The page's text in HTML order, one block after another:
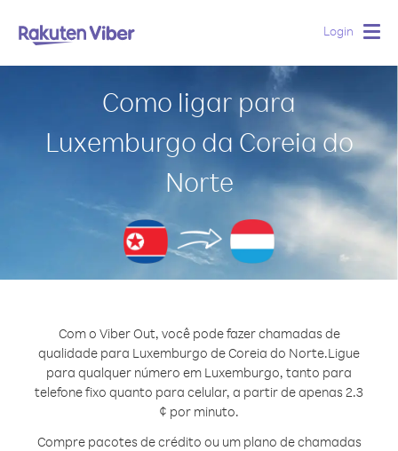
Login
Como ligar para
Luxemburgo da Coreia do
Norte
Com o Viber Out, você pode fazer chamadas de
qualidade para Luxemburgo de Coreia do Norte.Ligue
para qualquer número em Luxemburgo, tanto para
telefone fixo quanto para celular, a partir de apenas 2.3
¢ por minuto.
Compre pacotes de crédito ou um plano de chamadas